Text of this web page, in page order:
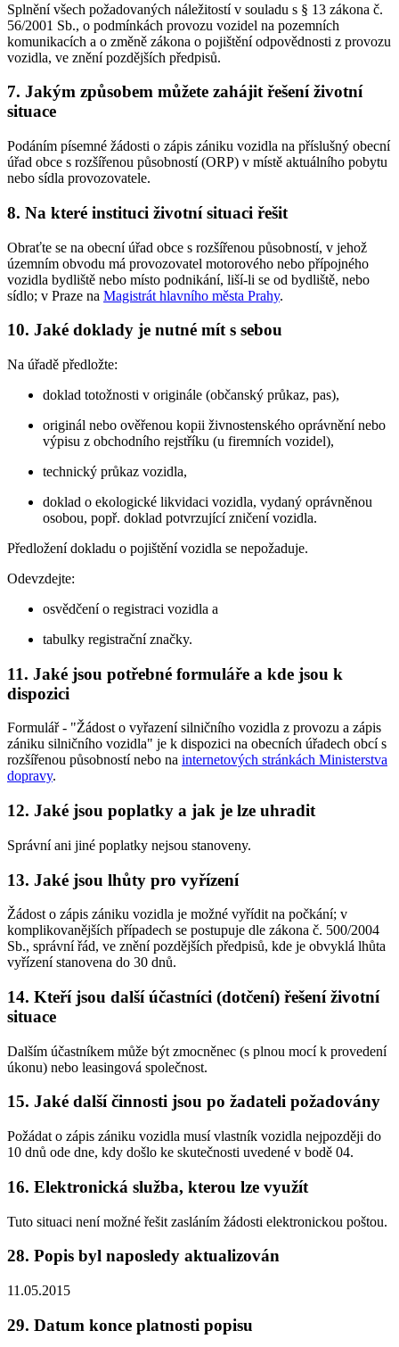
Splnění všech požadovaných náležitostí v souladu s § 13 zákona č.
56/2001 Sb., o podmínkách provozu vozidel na pozemních
komunikacích a o změně zákona o pojištění odpovědnosti z provozu
vozidla, ve znění pozdějších předpisů.
7. Jakým způsobem můžete zahájit řešení životní
situace
Podáním písemné žádosti o zápis zániku vozidla na příslušný obecní
úřad obce s rozšířenou působností (ORP) v místě aktuálního pobytu
nebo sídla provozovatele.
8. Na které instituci životní situaci řešit
Obraťte se na obecní úřad obce s rozšířenou působností, v jehož
územním obvodu má provozovatel motorového nebo přípojného
vozidla bydliště nebo místo podnikání, liší-li se od bydliště, nebo
sídlo; v Praze na Magistrát hlavního města Prahy.
10. Jaké doklady je nutné mít s sebou
Na úřadě předložte:
doklad totožnosti v originále (občanský průkaz, pas),
originál nebo ověřenou kopii živnostenského oprávnění nebo
výpisu z obchodního rejstříku (u firemních vozidel),
technický průkaz vozidla,
doklad o ekologické likvidaci vozidla, vydaný oprávněnou
osobou, popř. doklad potvrzující zničení vozidla.
Předložení dokladu o pojištění vozidla se nepožaduje.
Odevzdejte:
osvědčení o registraci vozidla a
tabulky registrační značky.
11. Jaké jsou potřebné formuláře a kde jsou k
dispozici
Formulář - "Žádost o vyřazení silničního vozidla z provozu a zápis
zániku silničního vozidla" je k dispozici na obecních úřadech obcí s
rozšířenou působností nebo na internetových stránkách Ministerstva
dopravy.
12. Jaké jsou poplatky a jak je lze uhradit
Správní ani jiné poplatky nejsou stanoveny.
13. Jaké jsou lhůty pro vyřízení
Žádost o zápis zániku vozidla je možné vyřídit na počkání; v
komplikovanějších případech se postupuje dle zákona č. 500/2004
Sb., správní řád, ve znění pozdějších předpisů, kde je obvyklá lhůta
vyřízení stanovena do 30 dnů.
14. Kteří jsou další účastníci (dotčení) řešení životní
situace
Dalším účastníkem může být zmocněnec (s plnou mocí k provedení
úkonu) nebo leasingová společnost.
15. Jaké další činnosti jsou po žadateli požadovány
Požádat o zápis zániku vozidla musí vlastník vozidla nejpozději do
10 dnů ode dne, kdy došlo ke skutečnosti uvedené v bodě 04.
16. Elektronická služba, kterou lze využít
Tuto situaci není možné řešit zasláním žádosti elektronickou poštou.
28. Popis byl naposledy aktualizován
11.05.2015
29. Datum konce platnosti popisu